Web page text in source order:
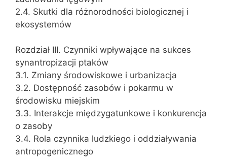
2.4. Skutki dla różnorodności biologicznej i
ekosystemów
Rozdział III. Czynniki wpływające na sukces
synantropizacji ptaków
3.1. Zmiany środowiskowe i urbanizacja
3.2. Dostępność zasobów i pokarmu w
środowisku miejskim
3.3. Interakcje międzygatunkowe i konkurencja
o zasoby
3.4. Rola czynnika ludzkiego i oddziaływania
antropogenicznego